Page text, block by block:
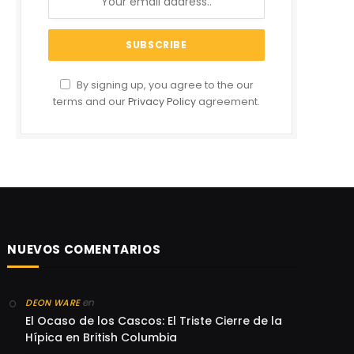
By signing up, you agree to the our
terms and ourPrivacy Policy agreement.
NUEVOS COMENTARIOS
DEON WAREen
El Ocaso de los Cascos: El Triste Cierre de la
Hípica en British Columbia